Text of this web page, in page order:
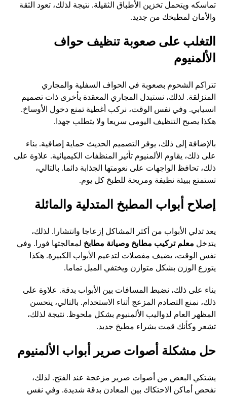
تماسكه ويتحمل تخزين الأطباق الثقيلة. نتيجة لذلك، تعود الثقة
والأمان لمطبخك من جديد.
التغلب على صعوبة تنظيف حواف
الألمنيوم
تتراكم الشحوم بصعوبة في الحواف السفلية والمجاري
المنزلقة. لذلك، نستبدل المجاري المعقدة بأخرى ذات تصميم
انسيابي. وفي نفس الوقت، نركب أغطية تمنع دخول الأوساخ.
هكذا يصبح التنظيف اليومي سريعا ولا يتطلب جهدا.
بالإضافة إلى ذلك، يوفر التصميم الحديث حماية إضافية. بناء
على ذلك، يقاوم الألمنيوم تأثير المنظفات الكيميائية. علاوة على
ذلك، تحافظ الواجهات على نعومتها الجذابة دائما. بالتالي،
تستمتع ببيئة نظيفة ومريحة للطبخ كل يوم.
إصلاح أبواب المطبخ المتدلية والمائلة
يعد تدلي الأبواب من أكثر المشاكل إزعاجا وانتشارا. لذلك،
يتدخل معلم تركيب مطابخ وصيانة مطابخ لمعالجتها فورا. وفي
نفس الوقت، يضيف مفصلات لتدعيم الأبواب الكبيرة. هكذا
يتوزع الوزن بشكل متوازن ويختفي الميل تماما.
بناء على ذلك، نضبط المسافات بين الأبواب بدقة. علاوة على
ذلك، نمنع التصادم المزعج أثناء الاستخدام. بالتالي، يتحسن
المظهر العام لدواليب الألمنيوم بشكل ملحوظ. نتيجة لذلك،
تشعر وكأنك قمت بشراء مطبخ جديد.
حل مشكلة أصوات صرير أبواب الألمنيوم
يشتكي البعض من أصوات صرير مزعجة عند الفتح. لذلك،
نفحص أماكن الاحتكاك بين المعادن بدقة شديدة. وفي نفس